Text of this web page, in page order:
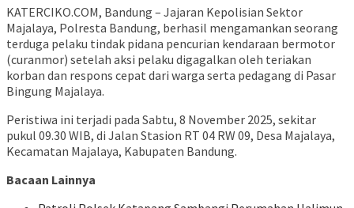
KATERCIKO.COM, Bandung – Jajaran Kepolisian Sektor
Majalaya, Polresta Bandung, berhasil mengamankan seorang
terduga pelaku tindak pidana pencurian kendaraan bermotor
(curanmor) setelah aksi pelaku digagalkan oleh teriakan
korban dan respons cepat dari warga serta pedagang di Pasar
Bingung Majalaya.
Peristiwa ini terjadi pada Sabtu, 8 November 2025, sekitar
pukul 09.30 WIB, di Jalan Stasion RT 04 RW 09, Desa Majalaya,
Kecamatan Majalaya, Kabupaten Bandung.
Bacaan Lainnya